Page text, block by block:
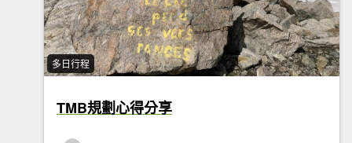
多日行程
TMB規劃心得分享